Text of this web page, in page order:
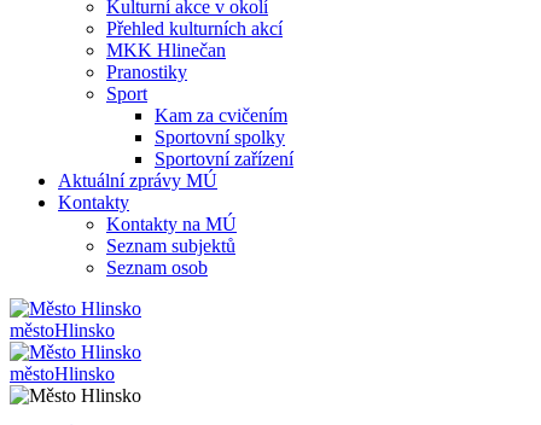
Kulturní akce v okolí
Přehled kulturních akcí
MKK Hlinečan
Pranostiky
Sport
Kam za cvičením
Sportovní spolky
Sportovní zařízení
Aktuální zprávy MÚ
Kontakty
Kontakty na MÚ
Seznam subjektů
Seznam osob
městoHlinsko
městoHlinsko